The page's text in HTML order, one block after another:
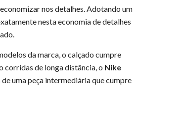
nos detalhes. Adotando um
nesta economia de detalhes
da marca, o calçado cumpre
corridas de longa distância, o Nike
uma peça intermediária que cumpre